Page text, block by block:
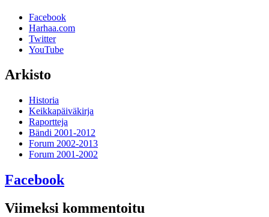
Facebook
Harhaa.com
Twitter
YouTube
Arkisto
Historia
Keikkapäiväkirja
Raportteja
Bändi 2001-2012
Forum 2002-2013
Forum 2001-2002
Facebook
Viimeksi kommentoitu